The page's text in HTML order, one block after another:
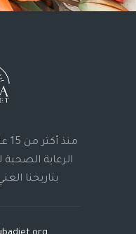
الرعاية
بتاريخنا